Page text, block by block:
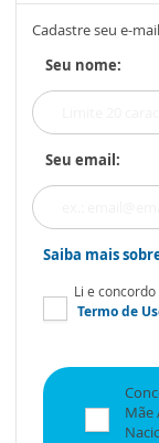
Cadastre seu e-
Seu nome:
Seu email:
Saiba mais
Li e
Termo de
Mãe